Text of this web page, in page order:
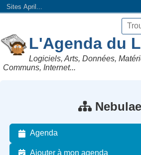
Sites April...
L'Agenda du
Logiciels, Arts, Données,
Communs, Internet...
Nebulae
Agenda
Ajouter à mon agenda